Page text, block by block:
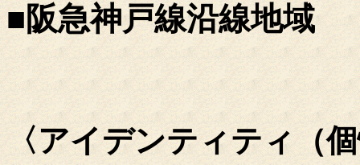
■阪急神戸線沿線地域
〈アイデンティティ（